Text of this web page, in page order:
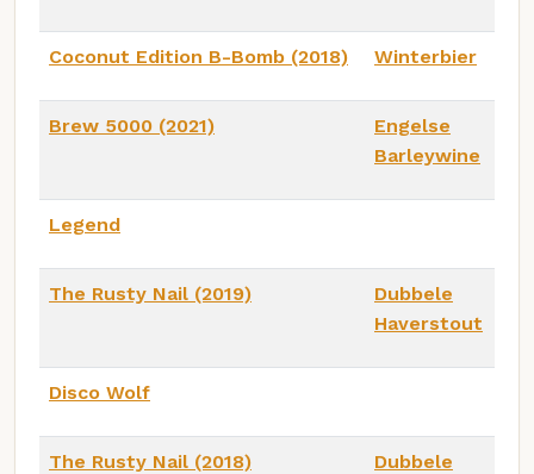
Coconut Edition B-Bomb (2018) Winterbier
Brew 5000 (2021)
Engelse
Barleywine
Legend
The Rusty Nail (2019)
Dubbele
Haverstout
Disco Wolf
The Rusty Nail (2018)
Dubbele